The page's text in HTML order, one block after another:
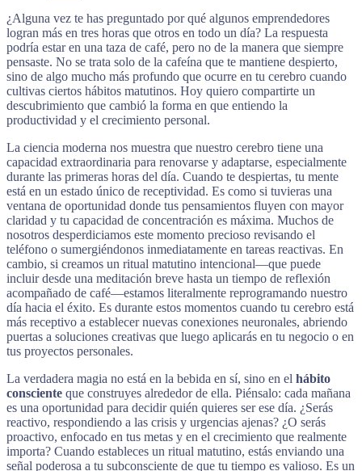
¿Alguna vez te has preguntado por qué algunos emprendedores
logran más en tres horas que otros en todo un día? La respuesta
podría estar en una taza de café, pero no de la manera que siempre
pensaste. No se trata solo de la cafeína que te mantiene despierto,
sino de algo mucho más profundo que ocurre en tu cerebro cuando
cultivas ciertos hábitos matutinos. Hoy quiero compartirte un
descubrimiento que cambió la forma en que entiendo la
productividad y el crecimiento personal.
La ciencia moderna nos muestra que nuestro cerebro tiene una
capacidad extraordinaria para renovarse y adaptarse, especialmente
durante las primeras horas del día. Cuando te despiertas, tu mente
está en un estado único de receptividad. Es como si tuvieras una
ventana de oportunidad donde tus pensamientos fluyen con mayor
claridad y tu capacidad de concentración es máxima. Muchos de
nosotros desperdiciamos este momento precioso revisando el
teléfono o sumergiéndonos inmediatamente en tareas reactivas. En
cambio, si creamos un ritual matutino intencional—que puede
incluir desde una meditación breve hasta un tiempo de reflexión
acompañado de café—estamos literalmente reprogramando nuestro
día hacia el éxito. Es durante estos momentos cuando tu cerebro está
más receptivo a establecer nuevas conexiones neuronales, abriendo
puertas a soluciones creativas que luego aplicarás en tu negocio o en
tus proyectos personales.
La verdadera magia no está en la bebida en sí, sino en el hábito
consciente que construyes alrededor de ella. Piénsalo: cada mañana
es una oportunidad para decidir quién quieres ser ese día. ¿Serás
reactivo, respondiendo a las crisis y urgencias ajenas? ¿O serás
proactivo, enfocado en tus metas y en el crecimiento que realmente
importa? Cuando estableces un ritual matutino, estás enviando una
señal poderosa a tu subconsciente de que tu tiempo es valioso. Es un